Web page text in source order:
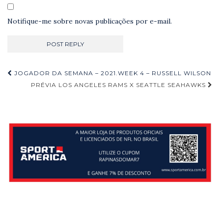
Notifique-me sobre novas publicações por e-mail.
Navegação
JOGADOR DA SEMANA – 2021.WEEK 4 – RUSSELL WILSON
PRÉVIA LOS ANGELES RAMS X SEATTLE SEAHAWKS